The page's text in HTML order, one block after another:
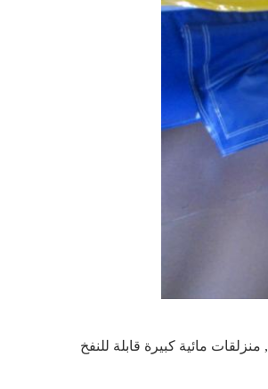
, منزلقات مائية كبيرة قابلة للنفخ